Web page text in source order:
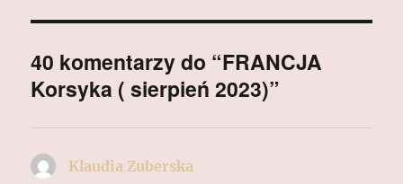
40 komentarzy do “FRANCJA
Korsyka ( sierpień 2023)”
Klaudia Zuberska